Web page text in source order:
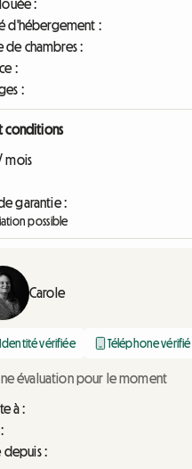
:
d'hébergement :
de chambres :
:
:
conditions
mois
garantie :
possible
Carole
Identité vérifiée Téléphone vérifié
évaluation pour le moment
à :
depuis :